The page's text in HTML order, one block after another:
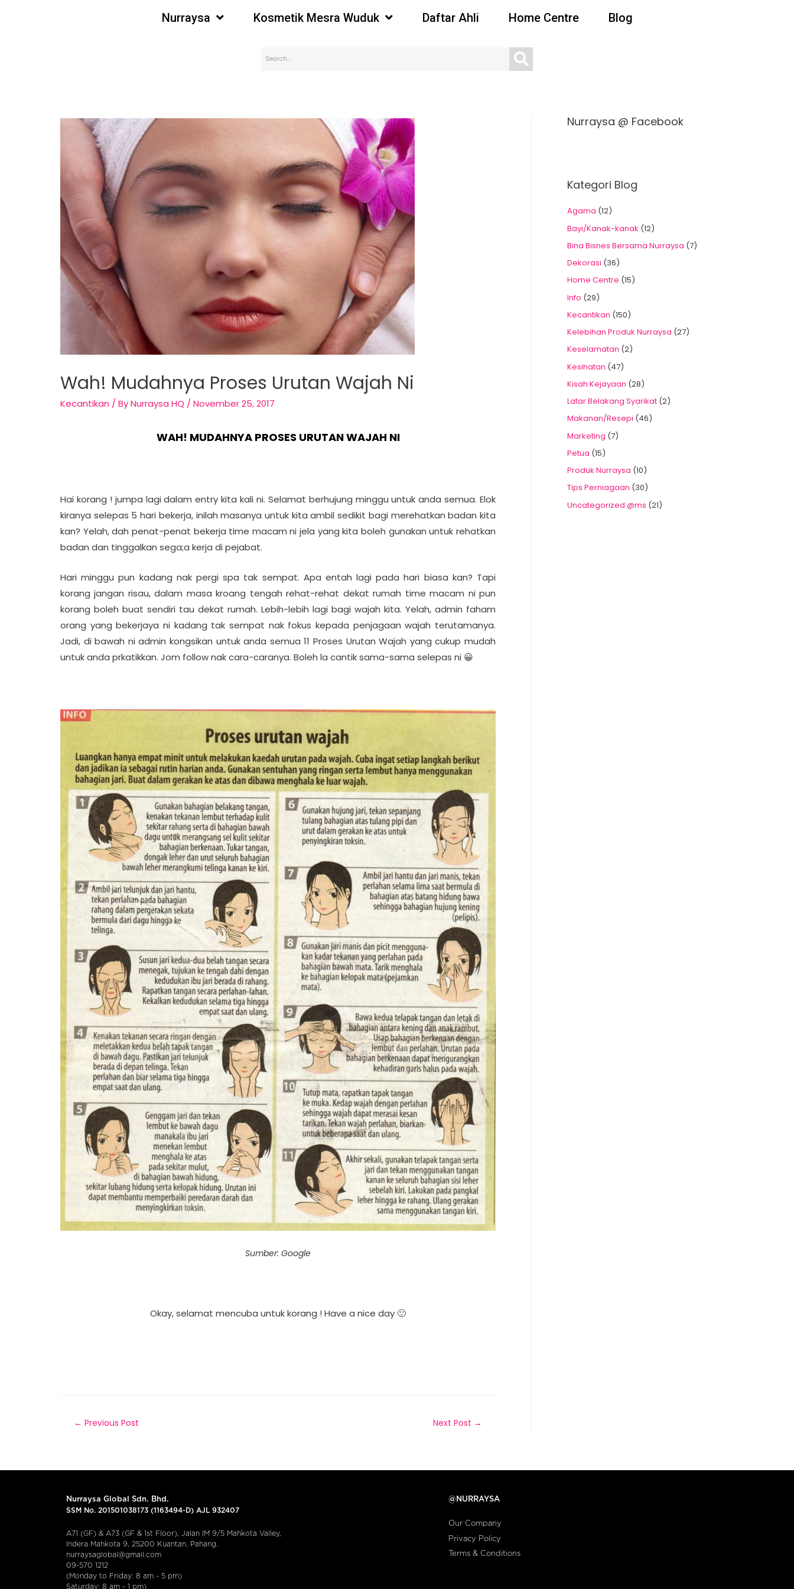
Nurraysa Kosmetik Mesra Wuduk Daftar Ahli Home Centre Blog
Wah! Mudahnya Proses Urutan Wajah Ni
Kecantikan / ByNurraysa HQ / November 25, 2017
WAH! MUDAHNYA PROSES URUTAN WAJAH NI
Hai korang ! jumpa lagi dalam entry kita kali ni. Selamat berhujung minggu untuk anda semua. Elok
kiranya selepas 5 hari bekerja, inilah masanya untuk kita ambil sedikit bagi merehatkan badan kita
kan? Yelah, dah penat-penat bekerja time macam ni jela yang kita boleh gunakan untuk rehatkan
badan dan tinggalkan sega;a kerja di pejabat.
Hari minggu pun kadang nak pergi spa tak sempat. Apa entah lagi pada hari biasa kan? Tapi
korang jangan risau, dalam masa kroang tengah rehat-rehat dekat rumah time macam ni pun
korang boleh buat sendiri tau dekat rumah. Lebih-lebih lagi bagi wajah kita. Yelah, admin faham
orang yang bekerjaya ni kadang tak sempat nak fokus kepada penjagaan wajah terutamanya.
Jadi, di bawah ni admin kongsikan untuk anda semua 11 Proses Urutan Wajah yang cukup mudah
untuk anda prkatikkan. Jom follow nak cara-caranya. Boleh la cantik sama-sama selepas ni 😀
Sumber: Google
Okay, selamat mencuba untuk korang ! Have a nice day 🙂
← Previous Post Next Post →
Nurraysa @ Facebook
Kategori Blog
Agama (12)
Bayi/Kanak-kanak (12)
Bina Bisnes Bersama Nurraysa (7)
Dekorasi (36)
Home Centre (15)
Info (29)
Kecantikan (150)
Kelebihan Produk Nurraysa (27)
Keselamatan (2)
Kesihatan (47)
Kisah Kejayaan (28)
Latar Belakang Syarikat (2)
Makanan/Resepi (46)
Marketing (7)
Petua (15)
Produk Nurraysa (10)
Tips Perniagaan (30)
Uncategorized @ms (21)
Nurraysa Global Sdn. Bhd.
SSM No. 201501038173 (1163494-D) AJL 932407
A71 (GF) & A73 (GF & 1st Floor), Jalan IM 9/5 Mahkota Valley,
Indera Mahkota 9, 25200 Kuantan, Pahang.
nurraysaglobal@gmail.com
09-570 1212
(Monday to Friday: 8 am - 5 pm)
Saturday: 8 am - 1 pm)
@NURRAYSA
Our Company
Privacy Policy
Terms & Conditions